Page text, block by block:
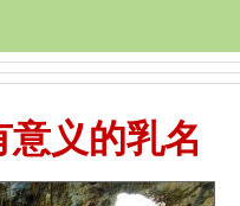
义的乳名